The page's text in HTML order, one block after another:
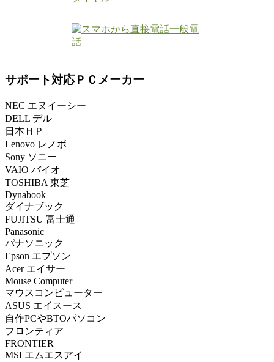
サポート対応ＰＣメーカー
NEC エヌイーシー
DELL デル
日本ＨＰ
Lenovo レノボ
Sony ソニー
VAIO バイオ
TOSHIBA 東芝
Dynabook
ダイナブック
FUJITSU 富士通
Panasonic
パナソニック
Epson エプソン
Acer エイサー
Mouse Computer
マウスコンピューター
ASUS エイスース
自作PCやBTOパソコン
フロンティア
FRONTIER
MSI エムエスアイ